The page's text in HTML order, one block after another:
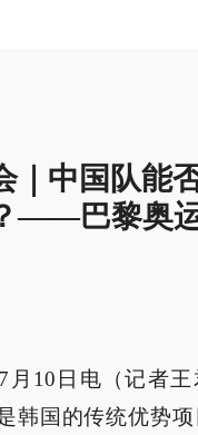
｜中国队能
——巴黎奥
月10日电（记者
韩国的传统优势